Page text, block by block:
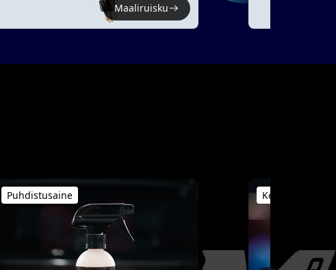
Maaliruisku
Puhdistusaine Keraaminen